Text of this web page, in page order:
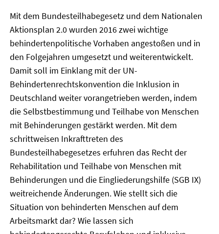
Mit dem Bundesteilhabegesetz und dem Nationalen
Aktionsplan 2.0 wurden 2016 zwei wichtige
behindertenpolitische Vorhaben angestoßen und in
den Folgejahren umgesetzt und weiterentwickelt.
Damit soll im Einklang mit der UN-
Behindertenrechtskonvention die Inklusion in
Deutschland weiter vorangetrieben werden, indem
die Selbstbestimmung und Teilhabe von Menschen
mit Behinderungen gestärkt werden. Mit dem
schrittweisen Inkrafttreten des
Bundesteilhabegesetzes erfuhren das Recht der
Rehabilitation und Teilhabe von Menschen mit
Behinderungen und die Eingliederungshilfe (SGB IX)
weitreichende Änderungen. Wie stellt sich die
Situation von behinderten Menschen auf dem
Arbeitsmarkt dar? Wie lassen sich